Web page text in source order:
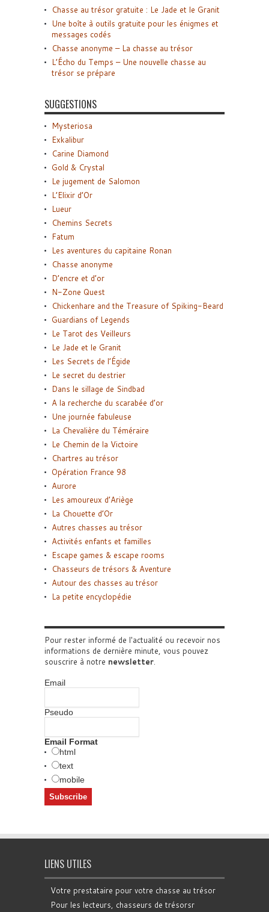
Chasse au trésor gratuite : Le Jade et le Granit
Une boîte à outils gratuite pour les énigmes et
messages codés
Chasse anonyme – La chasse au trésor
L’Écho du Temps – Une nouvelle chasse au
trésor se prépare
SUGGESTIONS
Mysteriosa
Exkalibur
Carine Diamond
Gold & Crystal
Le jugement de Salomon
L’Elixir d’Or
Lueur
Chemins Secrets
Fatum
Les aventures du capitaine Ronan
Chasse anonyme
D’encre et d’or
N-Zone Quest
Chickenhare and the Treasure of Spiking-Beard
Guardians of Legends
Le Tarot des Veilleurs
Le Jade et le Granit
Les Secrets de l’Égide
Le secret du destrier
Dans le sillage de Sindbad
A la recherche du scarabée d’or
Une journée fabuleuse
La Chevalière du Téméraire
Le Chemin de la Victoire
Chartres au trésor
Opération France 98
Aurore
Les amoureux d’Ariège
La Chouette d’Or
Autres chasses au trésor
Activités enfants et familles
Escape games & escape rooms
Chasseurs de trésors & Aventure
Autour des chasses au trésor
La petite encyclopédie
Pour rester informé de l'actualité ou recevoir nos
informations de dernière minute, vous pouvez
souscrire à notre newsletter.
Email
Pseudo
Email Format
html
text
mobile
LIENS UTILES
Votre prestataire pour votre chasse au trésor
Pour les lecteurs, chasseurs de trésorsr